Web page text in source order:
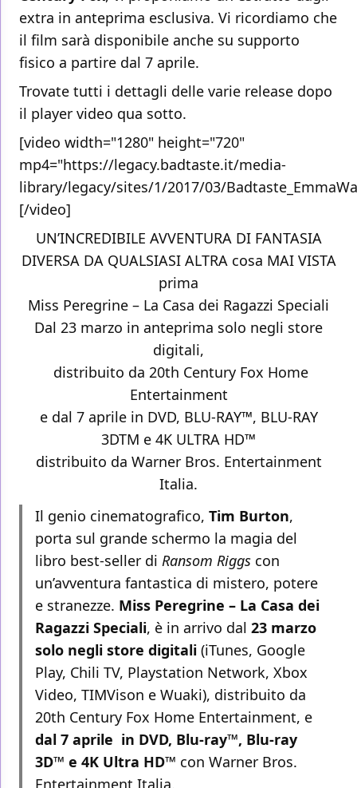
extra in anteprima esclusiva. Vi ricordiamo che
il film sarà disponibile anche su supporto
fisico a partire dal 7 aprile.
Trovate tutti i dettagli delle varie release dopo
il player video qua sotto.
[video width="1280" height="720"
mp4="https://legacy.badtaste.it/media-
library/legacy/sites/1/2017/03/
[/video]
UN’INCREDIBILE AVVENTURA DI FANTASIA
DIVERSA DA QUALSIASI ALTRA cosa MAI VISTA
prima
Miss Peregrine – La Casa dei Ragazzi Speciali
Dal 23 marzo in anteprima solo negli store
digitali,
distribuito da 20th Century Fox Home
Entertainment
e dal 7 aprile in DVD, BLU-RAY™, BLU-RAY
3DTM e 4K ULTRA HD™
distribuito da Warner Bros. Entertainment
Italia.
Il genio cinematografico, Tim Burton,
porta sul grande schermo la magia del
libro best-seller di Ransom Riggs con
un’avventura fantastica di mistero, potere
e stranezze. Miss Peregrine – La Casa dei
Ragazzi Speciali, è in arrivo dal 23 marzo
solo negli store digitali (iTunes, Google
Play, Chili TV, Playstation Network, Xbox
Video, TIMVison e Wuaki), distribuito da
20th Century Fox Home Entertainment, e
dal 7 aprile in DVD, Blu-ray™, Blu-ray
3D™ e 4K Ultra HD™ con Warner Bros.